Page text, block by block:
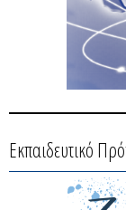
Εκπαιδευτικό